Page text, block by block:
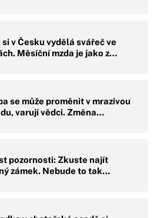
v Česku vydělá svářeč ve
Měsíční mzda je jako z…
se může proměnit v mrazivou
varují vědci. Změna…
pozornosti: Zkuste najít
zámek. Nebude to tak…